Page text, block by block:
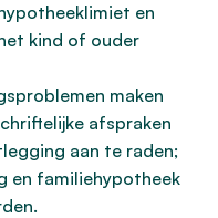
en
kind of ouder
maken
afspraken
aan te raden;
en familiehypotheek